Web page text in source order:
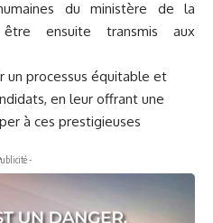
du ministère de la
ensuite transmis aux
un processus équitable et
en leur offrant une
à ces prestigieuses
-